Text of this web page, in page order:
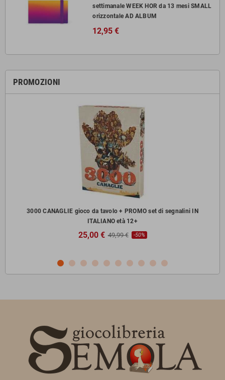
settimanale WEEK HOR da 13 mesi SMALL
orizzontale AD ALBUM
12,95 €
PROMOZIONI
3000 CANAGLIE gioco da tavolo + PROMO set di segnalini IN
ITALIANO età 12+
25,00 € 49,99 € -50%